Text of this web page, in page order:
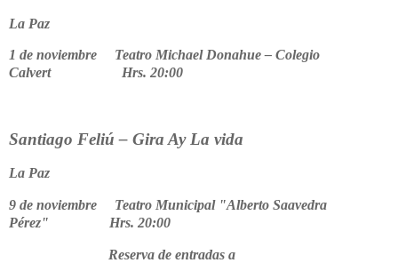
La Paz
1 de noviembre Teatro Michael Donahue – Colegio
Calvert Hrs. 20:00
Santiago Feliú – Gira Ay La vida
La Paz
9 de noviembre Teatro Municipal "Alberto Saavedra
Pérez" Hrs. 20:00
Reserva de entradas a